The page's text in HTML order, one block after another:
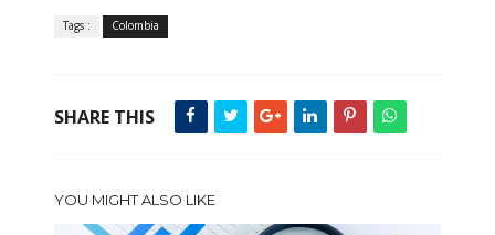
Tags : Colombia
SHARE THIS
YOU MIGHT ALSO LIKE